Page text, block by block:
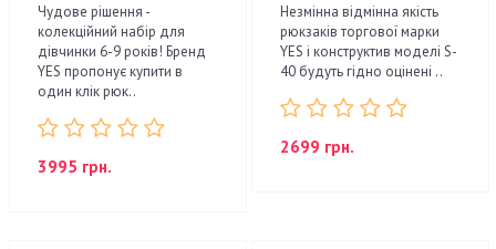
Чудове рішення -
колекційний набір для
дівчинки 6-9 років! Бренд
YES пропонує купити в
один клік рюк..
3995 грн.
Незмінна відмінна якість
рюкзаків торгової марки
YES і конструктив моделі S-
40 будуть гідно оцінені ..
2699 грн.